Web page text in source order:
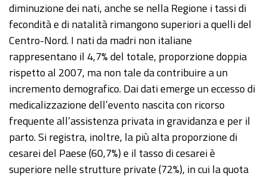
diminuzione dei nati, anche se nella Regione i tassi di
fecondità e di natalità rimangono superiori a quelli del
Centro-Nord. I nati da madri non italiane
rappresentano il 4,7% del totale, proporzione doppia
rispetto al 2007, ma non tale da contribuire a un
incremento demografico. Dai dati emerge un eccesso di
medicalizzazione dell’evento nascita con ricorso
frequente all’assistenza privata in gravidanza e per il
parto. Si registra, inoltre, la più alta proporzione di
cesarei del Paese (60,7%) e il tasso di cesarei è
superiore nelle strutture private (72%), in cui la quota